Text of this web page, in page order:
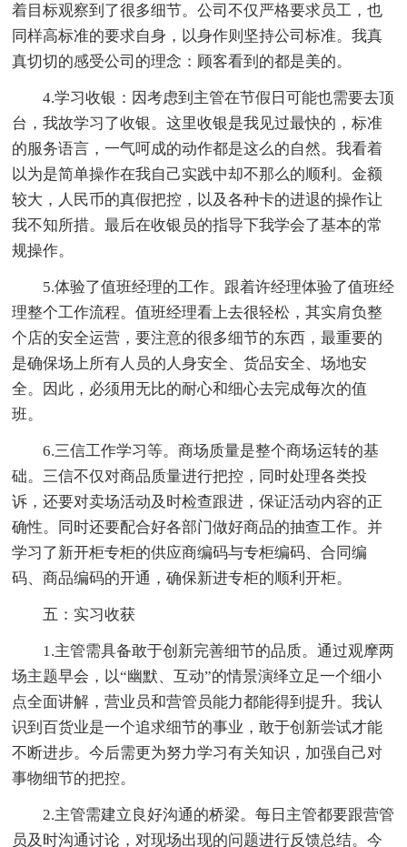
着目标观察到了很多细节。公司不仅严格要求员工，也
同样高标准的要求自身，以身作则坚持公司标准。我真
真切切的感受公司的理念：顾客看到的都是美的。
4.学习收银：因考虑到主管在节假日可能也需要去顶
台，我故学习了收银。这里收银是我见过最快的，标准
的服务语言，一气呵成的动作都是这么的自然。我看着
以为是简单操作在我自己实践中却不那么的顺利。金额
较大，人民币的真假把控，以及各种卡的进退的操作让
我不知所措。最后在收银员的指导下我学会了基本的常
规操作。
5.体验了值班经理的工作。跟着许经理体验了值班经
理整个工作流程。值班经理看上去很轻松，其实肩负整
个店的安全运营，要注意的很多细节的东西，最重要的
是确保场上所有人员的人身安全、货品安全、场地安
全。因此，必须用无比的耐心和细心去完成每次的值
班。
6.三信工作学习等。商场质量是整个商场运转的基
础。三信不仅对商品质量进行把控，同时处理各类投
诉，还要对卖场活动及时检查跟进，保证活动内容的正
确性。同时还要配合好各部门做好商品的抽查工作。并
学习了新开柜专柜的供应商编码与专柜编码、合同编
码、商品编码的开通，确保新进专柜的顺利开柜。
五：实习收获
1.主管需具备敢于创新完善细节的品质。通过观摩两
场主题早会，以“幽默、互动”的情景演绎立足一个细小
点全面讲解，营业员和营管员能力都能得到提升。我认
识到百货业是一个追求细节的事业，敢于创新尝试才能
不断进步。今后需更为努力学习有关知识，加强自己对
事物细节的把控。
2.主管需建立良好沟通的桥梁。每日主管都要跟营管
员及时沟通讨论，对现场出现的问题进行反馈总结。今